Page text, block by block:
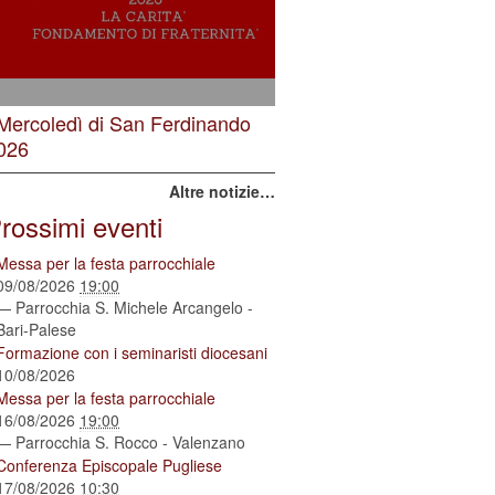
di San Ferdinando
Altre notizie…
eventi
per la festa parrocchiale
08/2026 19:00
Parrocchia S. Michele Arcangelo -
Palese
con i seminaristi diocesani
08/2026
per la festa parrocchiale
08/2026 19:00
Parrocchia S. Rocco - Valenzano
Episcopale Pugliese
08/2026 10:30